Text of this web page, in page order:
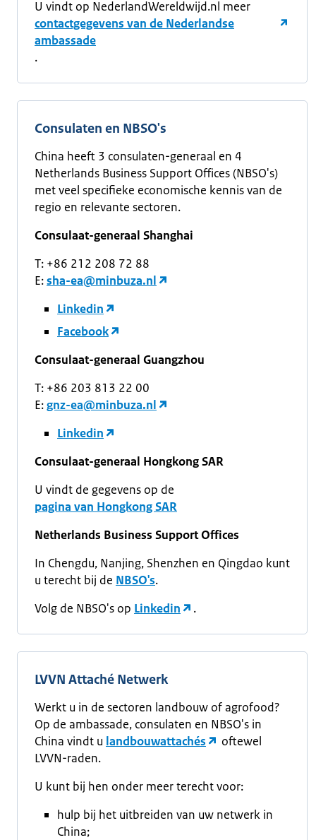
U vindt op NederlandWereldwijd.nl meer
contactgegevens van de Nederlandse
ambassade
.
Consulaten en NBSO's
China heeft 3 consulaten-generaal en 4
Netherlands Business Support Offices (NBSO's)
met veel specifieke economische kennis van de
regio en relevante sectoren.
Consulaat-generaal Shanghai
T: +86 212 208 72 88
E:sha-ea@minbuza.nl
Linkedin
Facebook
Consulaat-generaal Guangzhou
T: +86 203 813 22 00
E:gnz-ea@minbuza.nl
Linkedin
Consulaat-generaal Hongkong SAR
U vindt de gegevens op de
pagina van Hongkong SAR
Netherlands Business Support Offices
In Chengdu, Nanjing, Shenzhen en Qingdao kunt
u terecht bij de NBSO's.
Volg de NBSO's op Linkedin .
LVVN Attaché Netwerk
Werkt u in de sectoren landbouw of agrofood?
Op de ambassade, consulaten en NBSO's in
China vindt u landbouwattachés
oftewel
LVVN-raden.
U kunt bij hen onder meer terecht voor:
hulp bij het uitbreiden van uw netwerk in
China;